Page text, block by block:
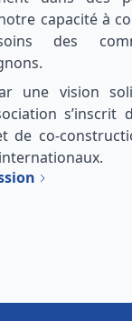
capacité à
des
une vision
s’inscrit
de co-